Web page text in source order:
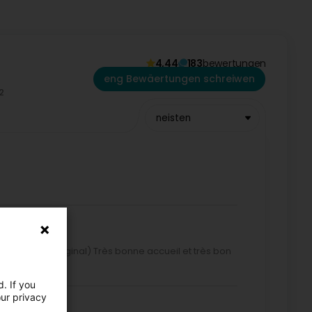
4,44 183bewertungen
eng Bewäertungen schreiwen
neisten
(Original) Très bonne accueil et très bon
If you
privacy